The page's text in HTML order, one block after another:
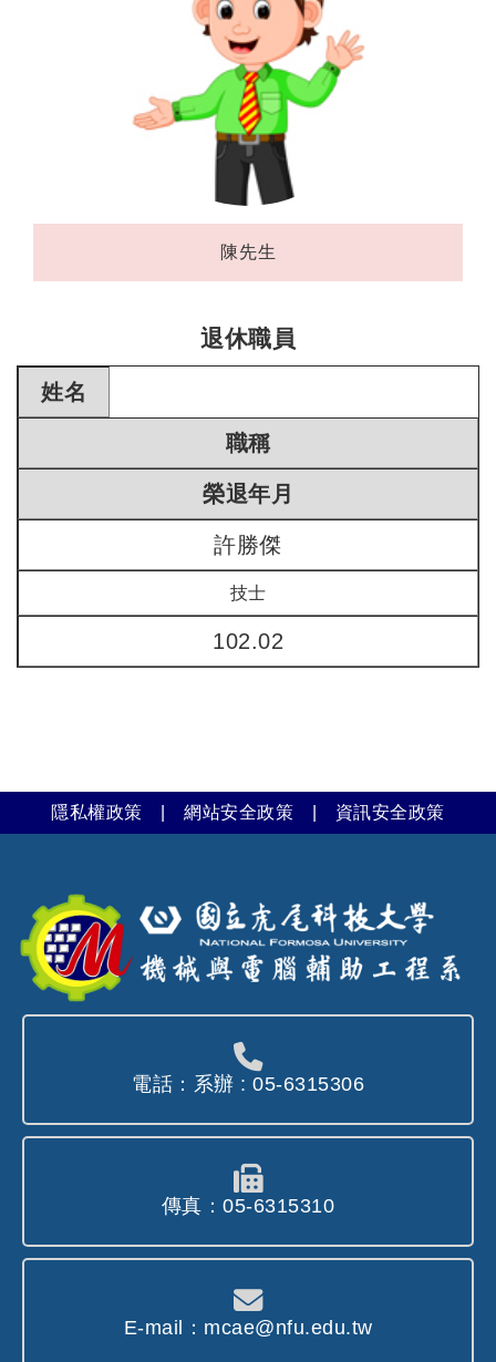
陳先生
退休職員
姓名
職稱
榮退年月
許勝傑
技士
102.02
隱私權政策 |網站安全政策 資訊安全政策
電話：系辦 : 05-6315306
傳真：05-6315310
E-mail：mcae@nfu.edu.tw